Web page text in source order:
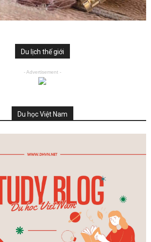
Du lịch thế giới
- Advertisement -
Du học Việt Nam